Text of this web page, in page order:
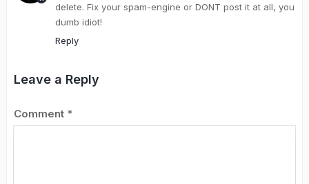
delete. Fix your spam-engine or DONT post it at all, you
dumb idiot!
Reply
Leave a Reply
Comment *